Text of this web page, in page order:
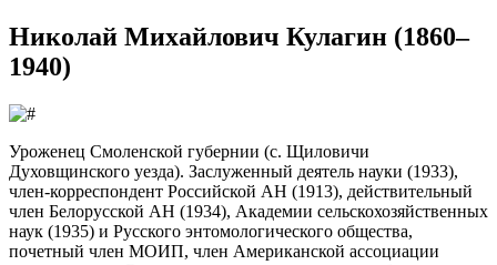
Николай Михайлович Кулагин (1860–
1940)
Уроженец Смоленской губернии (с. Щиловичи
Духовщинского уезда). Заслуженный деятель науки (1933),
член-корреспондент Российской АН (1913), действительный
член Белорусской АН (1934), Академии сельскохозяйственных
наук (1935) и Русского энтомологического общества,
почетный член МОИП, член Американской ассоциации